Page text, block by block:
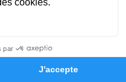
Hommages
l'Eglise